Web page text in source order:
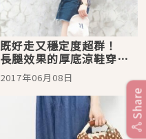
既好走又穩定度超群！
長腿效果的厚底涼鞋穿搭
示範♡
2017年06月08日
Share